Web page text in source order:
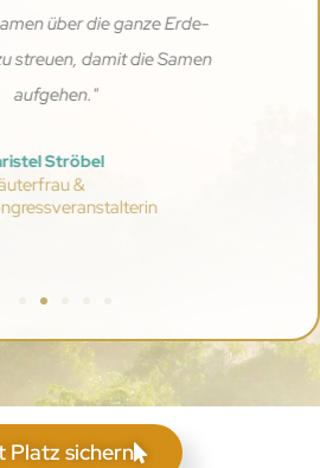
Platz sichern